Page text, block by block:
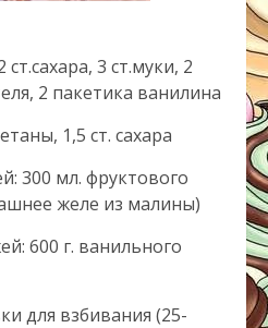
3 ст.муки, 2
2 пакетика ванилина
1,5 ст. сахара
300 мл. фруктового
желе из малины)
600 г. ванильного
для взбивания (25-